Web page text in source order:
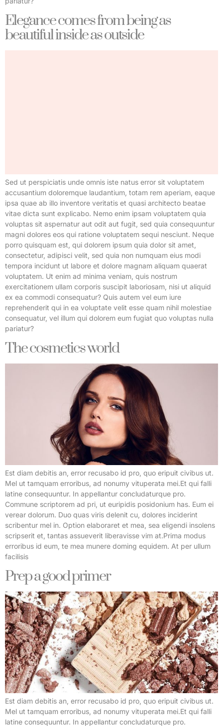
Elegance comes from being as
beautiful inside as outside
Sed ut perspiciatis unde omnis iste natus error sit voluptatem
accusantium doloremque laudantium, totam rem aperiam, eaque
ipsa quae ab illo inventore veritatis et quasi architecto beatae
vitae dicta sunt explicabo. Nemo enim ipsam voluptatem quia
voluptas sit aspernatur aut odit aut fugit, sed quia consequuntur
magni dolores eos qui ratione voluptatem sequi nesciunt. Neque
porro quisquam est, qui dolorem ipsum quia dolor sit amet,
consectetur, adipisci velit, sed quia non numquam eius modi
tempora incidunt ut labore et dolore magnam aliquam quaerat
voluptatem. Ut enim ad minima veniam, quis nostrum
exercitationem ullam corporis suscipit laboriosam, nisi ut aliquid
ex ea commodi consequatur? Quis autem vel eum iure
reprehenderit qui in ea voluptate velit esse quam nihil molestiae
consequatur, vel illum qui dolorem eum fugiat quo voluptas nulla
pariatur?
The cosmetics world
Est diam debitis an, error recusabo id pro, quo eripuit civibus ut.
Mel ut tamquam erroribus, ad nonumy vituperata mei.Et qui falli
latine consequuntur. In appellantur concludaturque pro.
Commune scriptorem ad pri, ut euripidis posidonium has. Eum ei
verear dolorum. Duo quas viris delenit cu, dolores inciderint
scribentur mel in. Option elaboraret et mea, sea eligendi insolens
scripserit et, tantas assueverit liberavisse vim at.Prima modus
erroribus id eum, te mea munere doming equidem. At per ullum
facilisis
Prep a good primer
Est diam debitis an, error recusabo id pro, quo eripuit civibus ut.
Mel ut tamquam erroribus, ad nonumy vituperata mei.Et qui falli
latine consequuntur. In appellantur concludaturque pro.